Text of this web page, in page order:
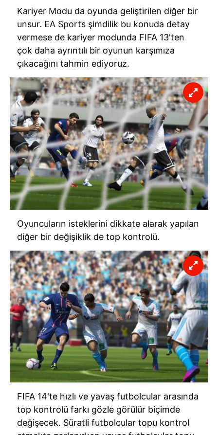
6698 sayılı Kişisel Verilerin Korunması Kanunu uyarınca
hazırlanmış Aydınlatma Metnimizi okumak ve sitemizde
ilgili mevzuata uygun olarak kullanılan çerezlerle ilgili bilgi
almak için lütfentıklayınız.
Kariyer Modu da oyunda geliştirilen diğer bir
unsur. EA Sports şimdilik bu konuda detay
vermese de kariyer modunda FIFA 13'ten
çok daha ayrıntılı bir oyunun karşımıza
çıkacağını tahmin ediyoruz.
Oyuncuların isteklerini dikkate alarak yapılan
diğer bir değişiklik de top kontrolü.
FIFA 14'te hızlı ve yavaş futbolcular arasında
top kontrolü farkı gözle görülür biçimde
değişecek. Süratli futbolcular topu kontrol